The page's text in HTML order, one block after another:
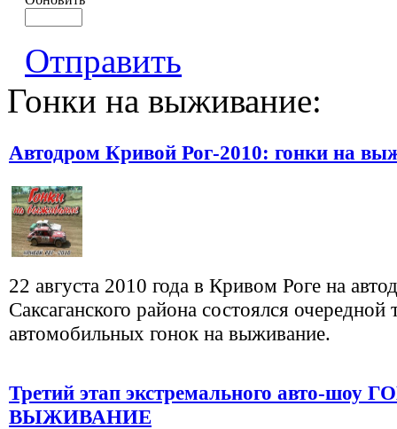
Отправить
Гонки на выживание:
Автодром Кривой Рог-2010: гонки на
22 августа 2010 года в Кривом Роге на
Саксаганского района состоялся очередной
автомобильных гонок на выживание.
Третий этап экстремального авто-шоу
ВЫЖИВАНИЕ